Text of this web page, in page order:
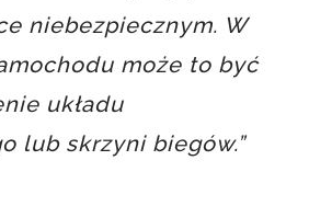
niebezpiecznym. W
może to być
układu
lub skrzyni biegów.”